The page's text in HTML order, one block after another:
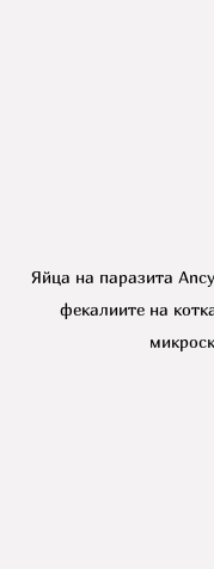
Яйца на паразита
фекалиите на